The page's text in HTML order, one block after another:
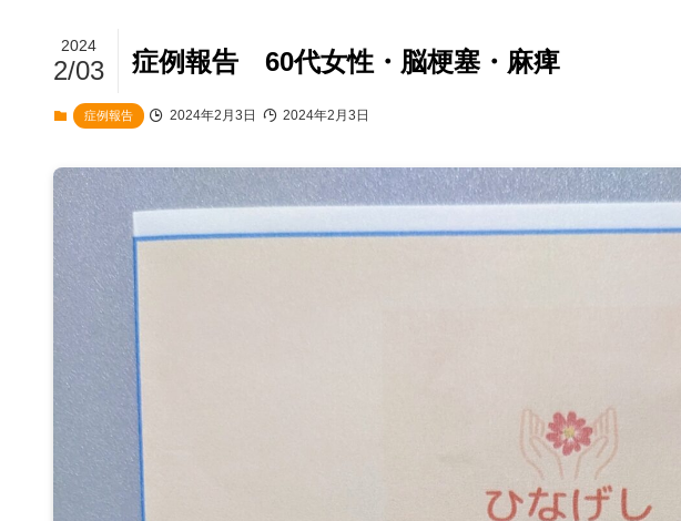
症例報告 60代女性・脳梗塞・麻痺
2024
2/03
症例報告 2024年2月3日 2024年2月3日